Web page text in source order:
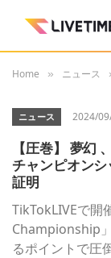
Home » ニュース
ニュース 2024/
【圧巻】 夢幻
チャンピオン
証明
TikTokLIVEで開
Championship
るポイントで圧